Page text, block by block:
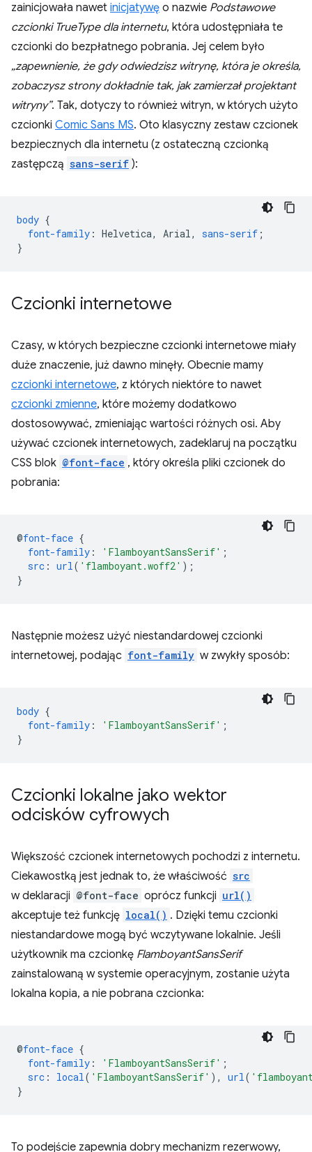
zainicjowała nawet inicjatywę o nazwie Podstawowe
czcionki TrueType dla internetu, która udostępniała te
czcionki do bezpłatnego pobrania. Jej celem było
„zapewnienie, że gdy odwiedzisz witrynę, która je określa,
zobaczysz strony dokładnie tak, jak zamierzał projektant
witryny”. Tak, dotyczy to również witryn, w których użyto
czcionki Comic Sans MS. Oto klasyczny zestaw czcionek
bezpiecznych dla internetu (z ostateczną czcionką
zastępczą sans-serif ):
body {
font-family : Helvetica, Arial, sans-serif ;
}
Czcionki internetowe
Czasy, w których bezpieczne czcionki internetowe miały
duże znaczenie, już dawno minęły. Obecnie mamy
czcionki internetowe, z których niektóre to nawet
czcionki zmienne, które możemy dodatkowo
dostosowywać, zmieniając wartości różnych osi. Aby
używać czcionek internetowych, zadeklaruj na początku
CSS blok @font-face , który określa pliki czcionek do
pobrania:
@font-face {
font-family : 'FlamboyantSansSerif' ;
src : url( 'flamboyant.woff2' );
}
Następnie możesz użyć niestandardowej czcionki
internetowej, podając font-family w zwykły sposób:
body {
font-family : 'FlamboyantSansSerif' ;
}
Czcionki lokalne jako wektor
odcisków cyfrowych
Większość czcionek internetowych pochodzi z internetu.
Ciekawostką jest jednak to, że właściwość src
w deklaracji @font-face oprócz funkcji url()
akceptuje też funkcję local() . Dzięki temu czcionki
niestandardowe mogą być wczytywane lokalnie. Jeśli
użytkownik ma czcionkę FlamboyantSansSerif
zainstalowaną w systemie operacyjnym, zostanie użyta
lokalna kopia, a nie pobrana czcionka:
@font-face {
font-family : 'FlamboyantSansSerif' ;
src : local( 'FlamboyantSansSerif' ), url(
}
To podejście zapewnia dobry mechanizm rezerwowy,